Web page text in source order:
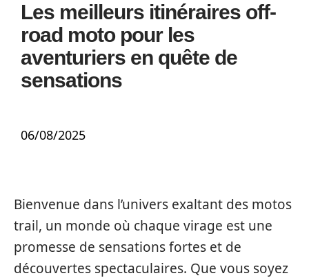
Les meilleurs itinéraires off-
road moto pour les
aventuriers en quête de
sensations
06/08/2025
Bienvenue dans l’univers exaltant des motos
trail, un monde où chaque virage est une
promesse de sensations fortes et de
découvertes spectaculaires. Que vous soyez